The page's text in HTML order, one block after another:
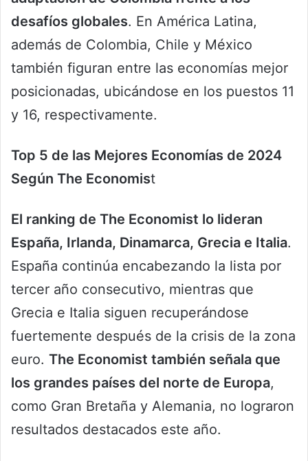
desafíos globales. En América Latina,
además de Colombia, Chile y México
también figuran entre las economías mejor
posicionadas, ubicándose en los puestos 11
y 16, respectivamente.
Top 5 de las Mejores Economías de 2024
Según The Economist
El ranking de The Economist lo lideran
España, Irlanda, Dinamarca, Grecia e Italia.
España continúa encabezando la lista por
tercer año consecutivo, mientras que
Grecia e Italia siguen recuperándose
fuertemente después de la crisis de la zona
euro. The Economist también señala que
los grandes países del norte de Europa,
como Gran Bretaña y Alemania, no lograron
resultados destacados este año.